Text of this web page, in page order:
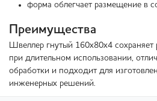
форма облегчает размещение в
Преимущества
Швеллер гнутый 160х80х4 сохраняет
при длительном использовании,
обработки и подходит для
инженерных решений.